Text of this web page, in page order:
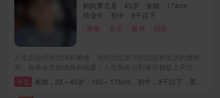
鹤岗萝北县 43岁 未婚 174cm
待业中 初中 3千以下
美食
音乐 看书 唱歌
人生总会经历坎坷和磨难，当经历过岁月的沉淀和生活的磨难
后，你将会变的成熟和稳重！人生的命运和缘分都是上天注定
的，不要拒绝和反抗，要有缘安之❤
寻觅 未婚，23～40岁，160～175cm，初中，3千以下，黑龙江，【无房】【】，【无车】【需要时购置】，【未育】【儿子归对方】【女儿归对方】，其他要求：人不需要多漂亮，只要心地善良、孝顺父母、会做一些简单饭菜和家务即可，